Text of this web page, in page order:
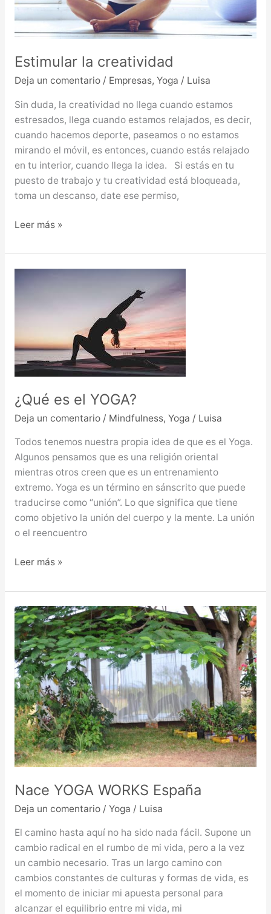
Estimular la creatividad
Deja un comentario / Empresas, Yoga / Luisa
Sin duda, la creatividad no llega cuando estamos
estresados, llega cuando estamos relajados, es decir,
cuando hacemos deporte, paseamos o no estamos
mirando el móvil, es entonces, cuando estás relajado
en tu interior, cuando llega la idea. Si estás en tu
puesto de trabajo y tu creatividad está bloqueada,
toma un descanso, date ese permiso,
Leer más »
¿Qué es el YOGA?
Deja un comentario / Mindfulness, Yoga / Luisa
Todos tenemos nuestra propia idea de que es el Yoga.
Algunos pensamos que es una religión oriental
mientras otros creen que es un entrenamiento
extremo. Yoga es un término en sánscrito que puede
traducirse como “unión”. Lo que significa que tiene
como objetivo la unión del cuerpo y la mente. La unión
o el reencuentro
Leer más »
Nace YOGA WORKS España
Deja un comentario / Yoga / Luisa
El camino hasta aquí no ha sido nada fácil. Supone un
cambio radical en el rumbo de mi vida, pero a la vez
un cambio necesario. Tras un largo camino con
cambios constantes de culturas y formas de vida, es
el momento de iniciar mi apuesta personal para
alcanzar el equilibrio entre mi vida, mi
Nace
YOGA
WORKS
España